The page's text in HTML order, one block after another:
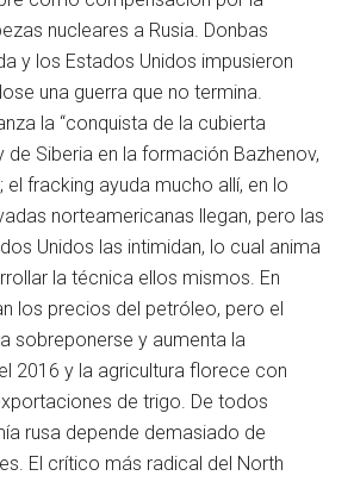
nucleares a Rusia. Donbas
y los Estados Unidos impusieron
una guerra que no termina.
la “conquista de la cubierta
de Siberia en la formación Bazhenov,
el fracking ayuda mucho allí, en lo
norteamericanas llegan, pero las
Unidos las intimidan, lo cual anima
la técnica ellos mismos. En
los precios del petróleo, pero el
sobreponerse y aumenta la
2016 y la agricultura florece con
de trigo. De todos
rusa depende demasiado de
El crítico más radical del North